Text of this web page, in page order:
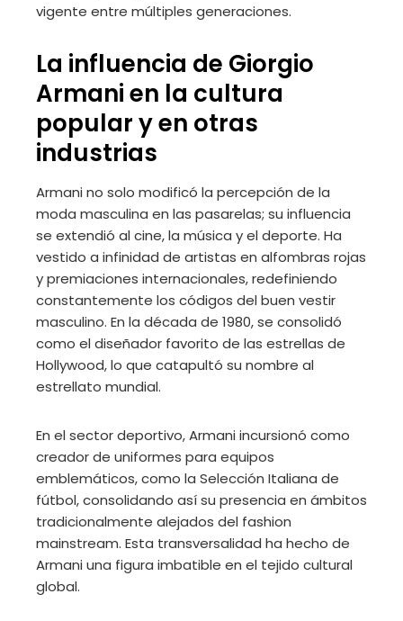
vigente entre múltiples generaciones.
La influencia de Giorgio
Armani en la cultura
popular y en otras
industrias
Armani no solo modificó la percepción de la
moda masculina en las pasarelas; su influencia
se extendió al cine, la música y el deporte. Ha
vestido a infinidad de artistas en alfombras rojas
y premiaciones internacionales, redefiniendo
constantemente los códigos del buen vestir
masculino. En la década de 1980, se consolidó
como el diseñador favorito de las estrellas de
Hollywood, lo que catapultó su nombre al
estrellato mundial.
En el sector deportivo, Armani incursionó como
creador de uniformes para equipos
emblemáticos, como la Selección Italiana de
fútbol, consolidando así su presencia en ámbitos
tradicionalmente alejados del fashion
mainstream. Esta transversalidad ha hecho de
Armani una figura imbatible en el tejido cultural
global.